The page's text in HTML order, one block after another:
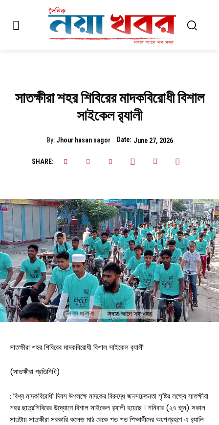
সাতক্ষীরা শহর শিবিরের মাদকবিরোধী বিশাল
সাইকেল র‍্যালী
By: Jhour hasan sagor Date: June 27, 2026
SHARE:
সাতক্ষীরা শহর শিবিরের মাদকবিরোধী বিশাল সাইকেল র‍্যালী
(সাতক্ষীরা প্রতিনিধি)
: বিশ্ব মাদকবিরোধী দিবস উপলক্ষে মাদকের বিরুদ্ধে জনসচেতনতা সৃষ্টির লক্ষ্যে সাতক্ষীরা
শহর ছাত্রশিবিরের উদ্যোগে বিশাল সাইকেল র‍্যালী হয়েছে । শনিবার (২৭ জুন) সকাল
সাতটায় সাতক্ষীরা সরকারি কলেজ মাঠ থেকে শত শত শিক্ষার্থীদের অংশগ্রহণে এ র‍্যালি